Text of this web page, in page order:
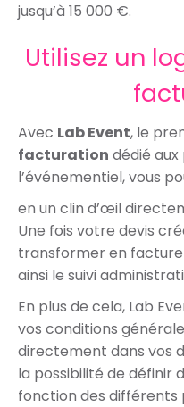
jusqu’à 15 000 €.
Utilisez un
Avec Lab Event, le
facturation dédié
l’événementiel, vous
en un clin d’œil
Une fois votre devis
transformer en
ainsi le suivi
En plus de cela, Lab
vos conditions
directement dans vos
la possibilité de définir
fonction des différents